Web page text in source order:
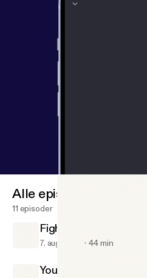
Alle episoder
11 episoder
FightWatch #1 With
7. aug. 2017 44 min
Your Room Is Your Life